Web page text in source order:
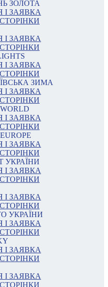
ЗОЛОТА
ЗАЯВКА
ЗАЯВКА
ЗАЯВКА
ЗИМА
ЗАЯВКА
ЗАЯВКА
ЗАЯВКА
УКРАЇНИ
ЗАЯВКА
ЗАЯВКА
УКРАЇНИ
ЗАЯВКА
ЗАЯВКА
ЗАЯВКА